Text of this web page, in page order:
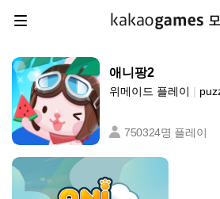
애니팡2
위메이드 플레이 |
750324명 플레이